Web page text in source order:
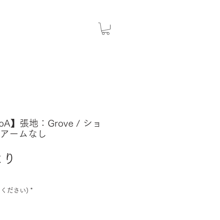
】張地：Grove / ショ
ームなし
ル
ださい) *